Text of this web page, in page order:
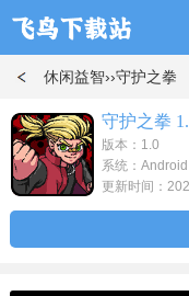
休闲益智››守护之拳
守护之拳
版本：1.0
系统：Android
更新时间：